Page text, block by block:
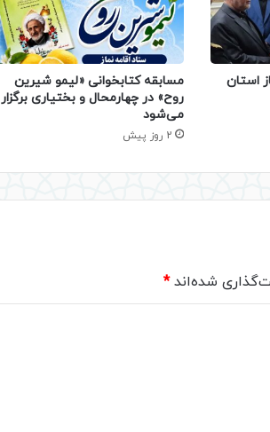
استان
مسابقه کتابخوانی «لیمو شیرین
روح» در چهارمحال و بختیاری برگزار
می‌شود
2 روز پیش
شده‌اند*